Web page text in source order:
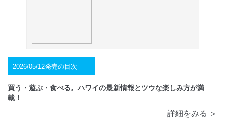
2026/05/12発売の目次
買う・遊ぶ・食べる。ハワイの最新情報とツウな楽しみ方が満
載！
詳細をみる ＞